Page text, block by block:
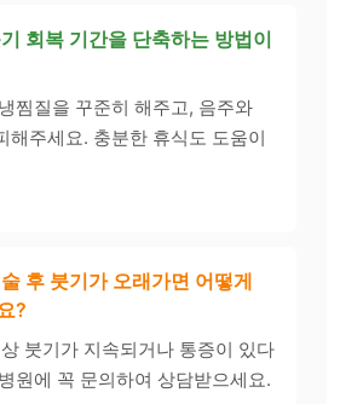
회복 기간을 단축하는 방법이
찜질을 꾸준히 해주고, 음주와
해주세요. 충분한 휴식도 도움이
후 붓기가 오래가면 어떻게
?
붓기가 지속되거나 통증이 있다
원에 꼭 문의하여 상담받으세요.